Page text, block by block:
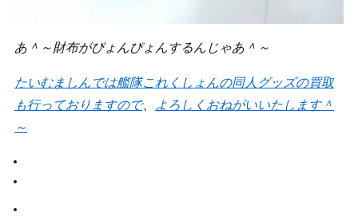
あ＾～財布がぴょんぴょんするんじゃあ＾～
たいむましんでは艦隊これくしょんの同人グッズの買取
も行っておりますので、
よろしくおねがいいたします＾
～